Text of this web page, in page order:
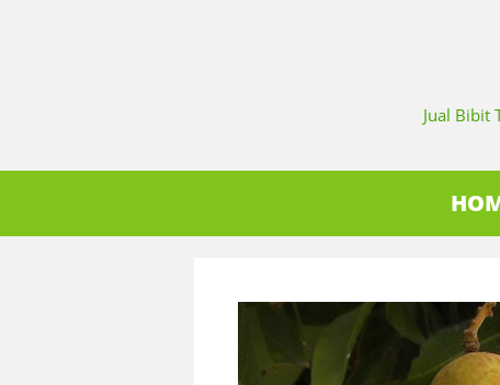
Jual Bibit